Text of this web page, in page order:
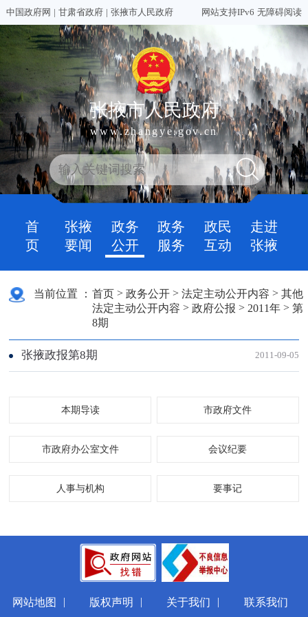
中国政府网 | 甘肃省政府 | 张掖市人民政府 网站支持IPv6 无障碍阅读
张掖市人民政府
www.zhangye.gov.cn
首
页
张掖
要闻
政务
公开
政务
服务
政民
互动
走进
张掖
当前位置 ： 首页 >政务公开 >法定主动公开内容 >其他
法定主动公开内容 >政府公报 > 2011年 >第
8期
张掖政报第8期 2011-09-05
本期导读 市政府文件
市政府办公室文件 会议纪要
人事与机构 要事记
网站地图 | 版权声明 | 关于我们 | 联系我们